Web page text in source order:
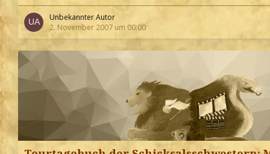
Unbekannter Autor
2. November 2007 um 00:00